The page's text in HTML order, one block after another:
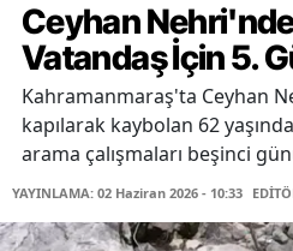
Ceyhan
Vatandaş İçin 5.
Kahramanmaraş'ta Ceyhan
kapılarak kaybolan 62
arama çalışmaları beşinci
YAYINLAMA: 02 Haziran 2026 - 10:33